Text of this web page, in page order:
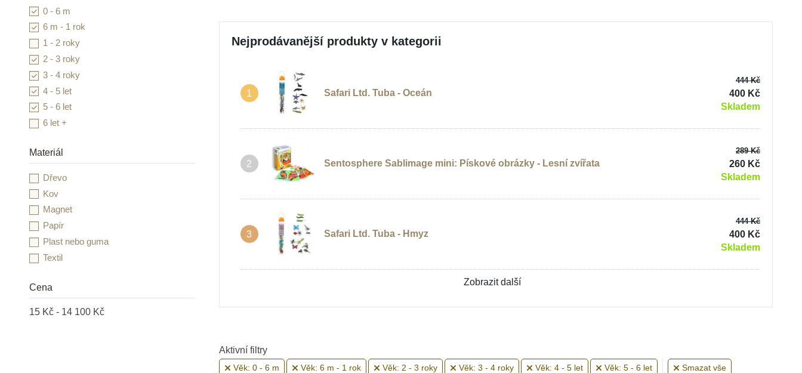
Nejprodávanější produkty v kategorii
1 Safari Ltd. Tuba - Oceán
444 Kč
400 Kč
Skladem
2 Sentosphere Sablimage mini: Pískové obrázky - Lesní zvířata
289 Kč
260 Kč
Skladem
3 Safari Ltd. Tuba - Hmyz
444 Kč
400 Kč
Skladem
Zobrazit další
Aktivní filtry
Věk: 0 - 6 m Věk: 6 m - 1 rok Věk: 2 - 3 roky Věk: 3 - 4 roky Věk: 4 - 5 let Věk: 5 - 6 let Smazat vše
Duhová kočka
Dvě děti
Educo
Folia
Goki
Grafix
Heimess
HOLZTIGER
INFOA
Janod
JIRI MODELS a.s.
Kidedu
Learning Resources
Lesní svět
Little Dutch
Lucy & Leo
Mandaly pro děti
MontessoriHracky.cz
0 - 6 m
6 m - 1 rok
1 - 2 roky
2 - 3 roky
3 - 4 roky
4 - 5 let
5 - 6 let
6 let +
Materiál
Dřevo
Kov
Magnet
Papír
Plast nebo guma
Textil
Cena
15 Kč - 14 100 Kč